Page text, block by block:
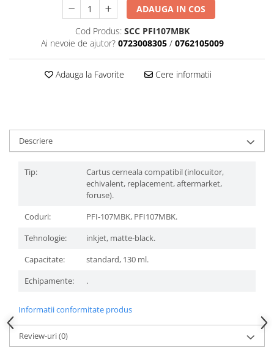
ADAUGA IN COS
Cod Produs: SCC PFI107MBK
Ai nevoie de ajutor? 0723008305 / 0762105009
Adauga la Favorite Cere informatii
Descriere
Tip:
Cartus cerneala compatibil (inlocuitor,
echivalent, replacement, aftermarket,
foruse).
Coduri:
PFI-107MBK, PFI107MBK.
Tehnologie:
inkjet, matte-black.
Capacitate:
standard, 130 ml.
Echipamente:
.
Informatii conformitate produs
Review-uri(0)